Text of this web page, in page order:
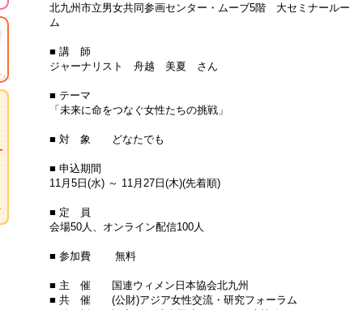
北九州市立男女共同参画センター・ムーブ5階 大セミナールー
ム
■ 講 師
ジャーナリスト 舟越 美夏 さん
■ テーマ
「未来に命をつなぐ女性たちの挑戦」
■ 対 象 どなたでも
■ 申込期間
11月5日(水) ～ 11月27日(木)(先着順)
■ 定 員
会場50人、オンライン配信100人
■ 参加費 無料
■ 主 催 国連ウィメン日本協会北九州
■ 共 催 (公財)アジア女性交流・研究フォーラム